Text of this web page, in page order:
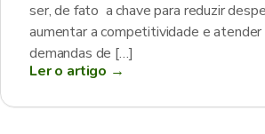
ser, de fato a chave para reduzir
aumentar a competitividade e atender
demandas de […]
Ler o artigo →